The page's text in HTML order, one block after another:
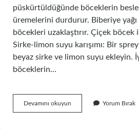
püskürtüldüğünde böceklerin
üremelerini durdurur. Biberiye yağı
böcekleri uzaklaştırır. Çiçek böcek
Sirke-limon suyu karışımı: Bir
beyaz sirke ve limon suyu ekleyin.
böceklerin…
Devamını okuyun Çiçeklere
Böcek
Yorum Bırak